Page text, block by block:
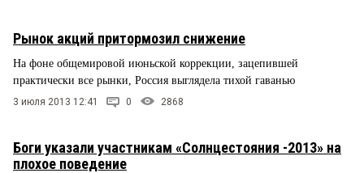
Рынок акций притормозил снижение
На фоне общемировой июньской коррекции, зацепившей
практически все рынки, Россия выглядела тихой гаванью
3 июля 2013 12:41 0 2868
Боги указали участникам «Солнцестояния -2013» на
плохое поведение